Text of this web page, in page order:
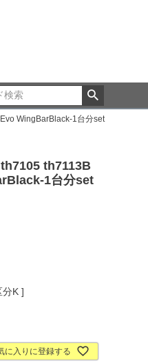
WingBarBlack-1台分set
th7113B
1台分set
分K
に入りに登録する